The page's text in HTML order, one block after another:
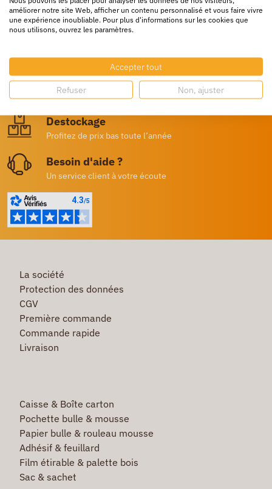
24/72h partout en europe
Livraison gratuite
Dès 250€ HT d’achat
Destockage
Profitez de prix bas toute l’année
Besoin d'aide ?
Un service client à votre écoute
La société
Protection des données
CGV
Première commande
Commande rapide
Livraison
Caisse & Boîte carton
Pochette bulle & mousse
Papier bulle & rouleau mousse
Adhésif & feuillard
Film étirable & palette bois
Sac & sachet
améliorer notre site Web, afficher un contenu personnalisé et vous faire vivre
une expérience inoubliable. Pour plus d'informations sur les cookies que
nous utilisons, ouvrez les paramètres.
Accepter tout
Refuser Non, ajuster